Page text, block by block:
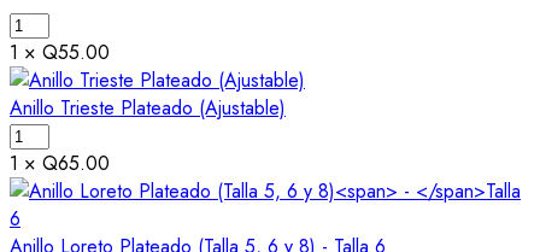
1 × Q55.00
Anillo Trieste Plateado (Ajustable)
1 × Q65.00